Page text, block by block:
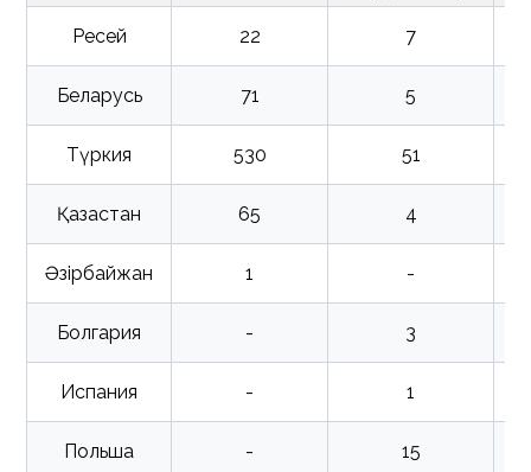
Ресей 22 7
Беларусь 71 5
Түркия 530 51
Қазақстан 65 4
Әзірбайжан 1 -
Болгария - 3
Испания - 1
Польша - 15